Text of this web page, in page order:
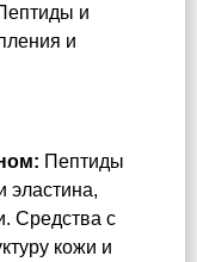
и
и
Пептиды
эластина,
Средства с
кожи и